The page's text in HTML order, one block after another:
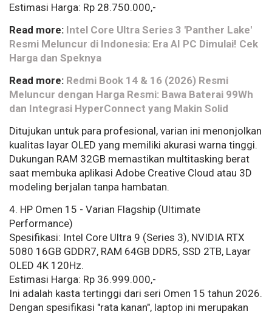
Estimasi Harga: Rp 28.750.000,-
Read more: Intel Core Ultra Series 3 'Panther Lake'
Resmi Meluncur di Indonesia: Era AI PC Dimulai! Cek
Harga dan Speknya
Read more: Redmi Book 14 & 16 (2026) Resmi
Meluncur dengan Harga Resmi: Bawa Baterai 99Wh
dan Integrasi HyperConnect yang Makin Solid
Ditujukan untuk para profesional, varian ini menonjolkan
kualitas layar OLED yang memiliki akurasi warna tinggi.
Dukungan RAM 32GB memastikan multitasking berat
saat membuka aplikasi Adobe Creative Cloud atau 3D
modeling berjalan tanpa hambatan.
4. HP Omen 15 - Varian Flagship (Ultimate
Performance)
Spesifikasi: Intel Core Ultra 9 (Series 3), NVIDIA RTX
5080 16GB GDDR7, RAM 64GB DDR5, SSD 2TB, Layar
OLED 4K 120Hz.
Estimasi Harga: Rp 36.999.000,-
Ini adalah kasta tertinggi dari seri Omen 15 tahun 2026.
Dengan spesifikasi "rata kanan", laptop ini merupakan